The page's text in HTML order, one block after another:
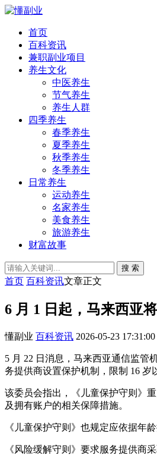
首页
百科资讯
兼职副业项目
养生文化
中医养生
节气养生
养生人群
四季养生
春季养生
夏季养生
秋季养生
冬季养生
日常养生
运动养生
名家养生
美食养生
旅游养生
财富故事
搜 索
首页 百科资讯文章正文
6 月 1 日起，马来西亚
懂副业 百科资讯 2026-05-23 17:31:00
5 月 22 日消息，马来西亚通信监管
务提供商设置保护机制，限制 16 岁
该委员会指出，《儿童保护守则》
及拥有账户的相关保障措施。
《儿童保护守则》也规定应依据年
《风险缓解守则》要求服务提供商